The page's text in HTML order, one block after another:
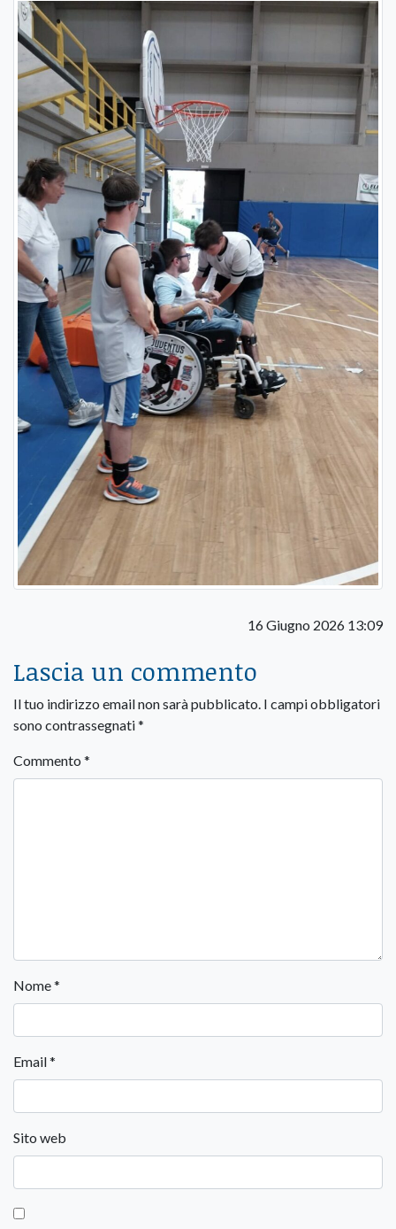
16 Giugno 2026 13:09
Lascia un commento
Il tuo indirizzo email non sarà pubblicato. I campi obbligatori
sono contrassegnati*
Commento *
Nome*
Email*
Sito web